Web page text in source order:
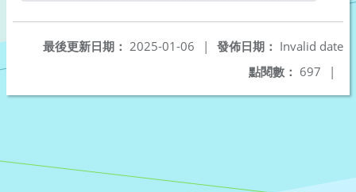
發佈日期： Invalid date
最後更新日期： 2025-01-06
|
點閱數： 697 |